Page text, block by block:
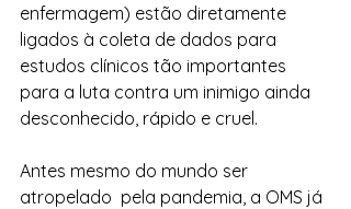
enfermagem) estão diretamente
ligados à coleta de dados para
estudos clínicos tão importantes
para a luta contra um inimigo ainda
desconhecido, rápido e cruel.
Antes mesmo do mundo ser
atropelado  pela pandemia, a OMS já